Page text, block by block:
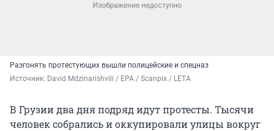
Разгонять протестующих вышли полицейские и спецназ
Источник: David Mdzinarishvili / EPA / Scanpix / LETA
В Грузии два дня подряд идут протесты. Тысячи
человек собрались и оккупировали улицы вокруг